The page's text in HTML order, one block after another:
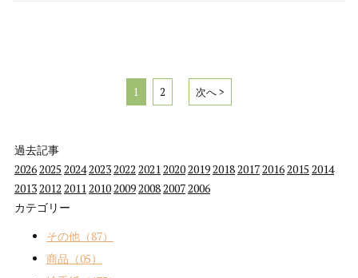
1 2 次へ >
過去記事
20262025 202420232022 2021202020192018201720162015 2014
20132012 201120102009200820072006
カテゴリー
その他（87）
商品（05）